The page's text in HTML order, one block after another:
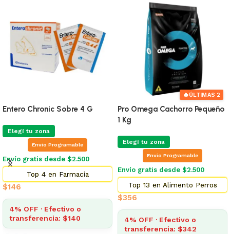
Entero Chronic Sobre 4 G
Elegí tu zona
Envio Programable
Envío gratis desde $2.500
Top 4 en Farmacia
$146
4% OFF · Efectivo o
transferencia: $140
🔥ÚLTIMAS 2
Pro Omega Cachorro Pequeño
1 Kg
Elegí tu zona
Envio Programable
Envío gratis desde $2.500
Top 13 en Alimento Perros
$356
4% OFF · Efectivo o
transferencia: $342